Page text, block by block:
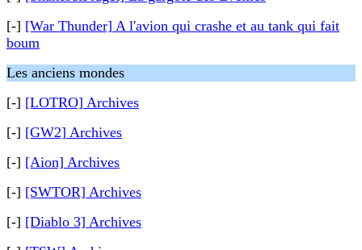
[-] [War Thunder] A l'avion qui crashe et au tank qui fait
boum
Les anciens mondes
[-] [LOTRO] Archives
[-] [GW2] Archives
[-] [Aion] Archives
[-] [SWTOR] Archives
[-] [Diablo 3] Archives